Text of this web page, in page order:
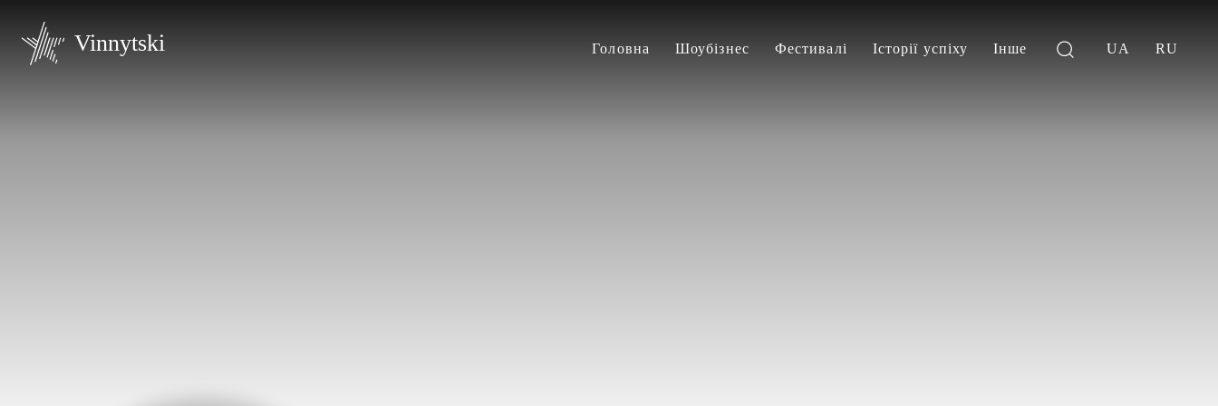
Vinnytski Головна Шоубізнес Фестивалі Історії успіху Інше UA RU